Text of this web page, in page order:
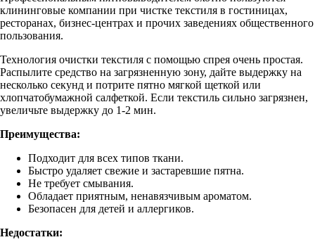
клининговые компании при чистке текстиля в гостиницах,
ресторанах, бизнес-центрах и прочих заведениях общественного
пользования.
Технология очистки текстиля с помощью спрея очень простая.
Распылите средство на загрязненную зону, дайте выдержку на
несколько секунд и потрите пятно мягкой щеткой или
хлопчатобумажной салфеткой. Если текстиль сильно загрязнен,
увеличьте выдержку до 1-2 мин.
Преимущества:
Подходит для всех типов ткани.
Быстро удаляет свежие и застаревшие пятна.
Не требует смывания.
Обладает приятным, ненавязчивым ароматом.
Безопасен для детей и аллергиков.
Недостатки: